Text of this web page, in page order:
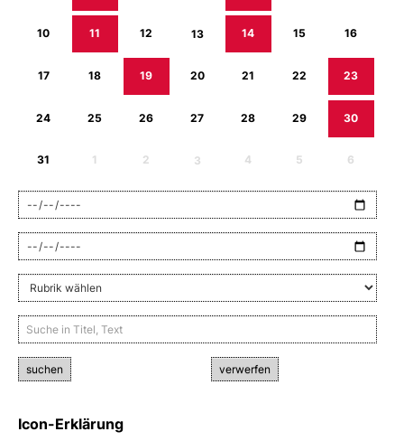
10 11 12 13 14 15 16
17 18 19 20 21 22 23
24 25 26 27 28 29 30
31 1 2 3 4 5 6
suchen verwerfen
Icon-Erklärung